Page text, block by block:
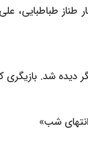
طباطبایی،
دیده شد. بازیگری